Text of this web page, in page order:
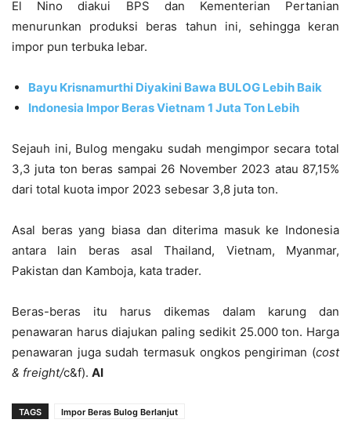
El Nino diakui BPS dan Kementerian Pertanian
menurunkan produksi beras tahun ini, sehingga keran
impor pun terbuka lebar.
Bayu Krisnamurthi Diyakini Bawa BULOG Lebih Baik
Indonesia Impor Beras Vietnam 1 Juta Ton Lebih
Sejauh ini, Bulog mengaku sudah mengimpor secara total
3,3 juta ton beras sampai 26 November 2023 atau 87,15%
dari total kuota impor 2023 sebesar 3,8 juta ton.
Asal beras yang biasa dan diterima masuk ke Indonesia
antara lain beras asal Thailand, Vietnam, Myanmar,
Pakistan dan Kamboja, kata trader.
Beras-beras itu harus dikemas dalam karung dan
penawaran harus diajukan paling sedikit 25.000 ton. Harga
penawaran juga sudah termasuk ongkos pengiriman (cost
& freight/c&f). AI
TAGS Impor Beras Bulog Berlanjut